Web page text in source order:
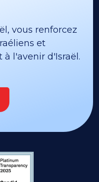
vous renforcez
et
l'avenir d'Israël.